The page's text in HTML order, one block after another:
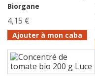
Biorgane
4,15 €
Ajouter à mon caba